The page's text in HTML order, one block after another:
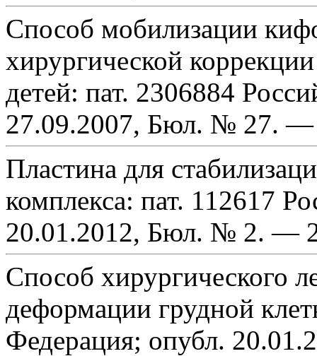
Способ мобилизации
хирургической
детей: пат. 2306884
27.09.2007, Бюл. № 27. —
Пластина для
комплекса: пат. 112617
20.01.2012, Бюл. № 2. —
Способ хирургического
деформации грудной
Федерация; опубл.